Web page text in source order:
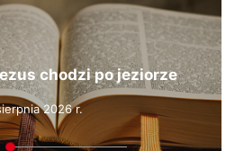
chodzi po jeziorze
2026 r.